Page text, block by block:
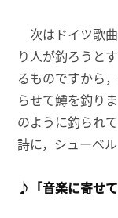
次はドイツ歌
り人が釣ろうと
るものですから
らせて鱒を釣り
のように釣られ
詩に，シューベ
♪「音楽に寄せ